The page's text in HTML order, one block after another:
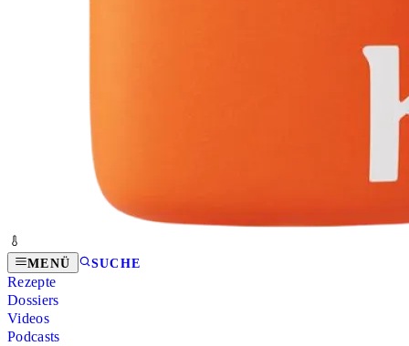
MENÜ SUCHE
Rezepte
Dossiers
Videos
Podcasts